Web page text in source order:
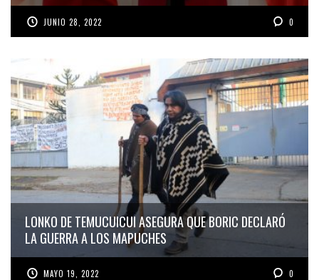
JUNIO 28, 2022 0
LONKO DE TEMUCUICUI ASEGURA QUE BORIC DECLARÓ
LA GUERRA A LOS MAPUCHES
MAYO 19, 2022 0